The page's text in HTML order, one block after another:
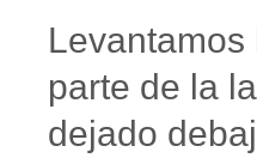
parte de la
dejado